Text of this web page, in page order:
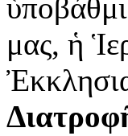
μας, ἡ